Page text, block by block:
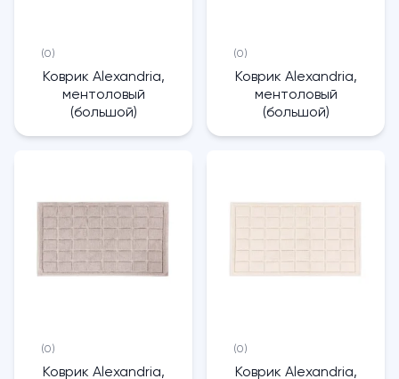
(0)
Коврик Alexandria,
ментоловый
(большой)
(0)
Коврик Alexandria,
ментоловый
(большой)
(0)
Коврик Alexandria,
(0)
Коврик Alexandria,